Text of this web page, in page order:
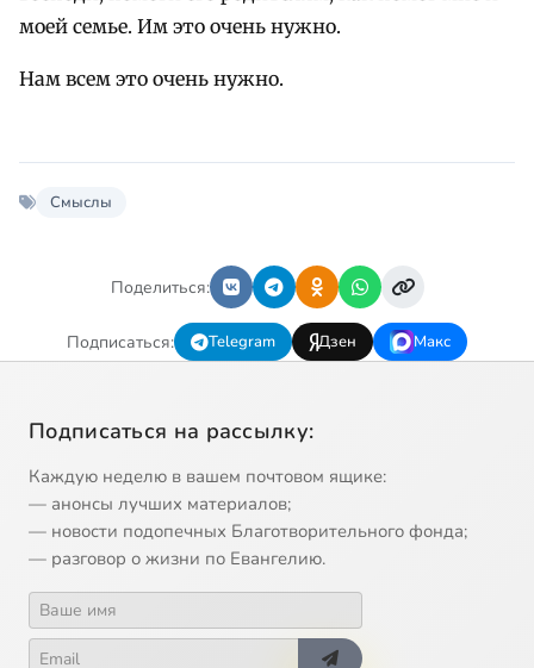
моей семье. Им это очень нужно.
Нам всем это очень нужно.
Смыслы
Поделиться:
Подписаться: Telegram Дзен Макс
Подписаться на рассылку:
Каждую неделю в вашем почтовом ящике:
— анонсы лучших материалов;
— новости подопечных Благотворительного фонда;
— разговор о жизни по Евангелию.